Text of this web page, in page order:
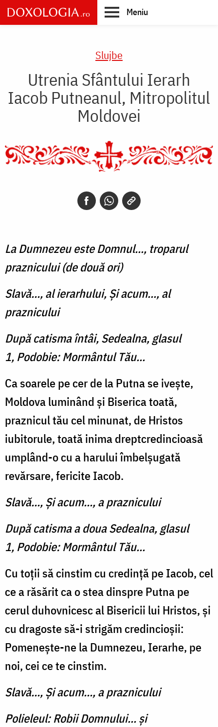
Skip
to
main
Meniu
Slujbe
Utrenia Sfântului Ierarh
Iacob Putneanul, Mitropolitul
Moldovei
La Dumnezeu este Domnul..., troparul
praznicului (de două ori)
Slavă..., al ierarhului, Şi acum..., al
praznicului
După catisma întâi, Sedealna, glasul
1, Podobie: Mormântul Tău...
Ca soarele pe cer de la Putna se iveşte,
Moldova luminând şi Biserica toată,
praznicul tău cel minunat, de Hristos
iubitorule, toată inima dreptcredincioasă
umplând-o cu a harului îmbel­şugată
revărsare, fericite Iacob.
Slavă..., Şi acum..., a praznicului
După catisma a doua Sedealna, glasul
1, Podobie: Mormântul Tău...
Cu toții să cinstim cu credinţă pe Iacob, cel
ce a răsărit ca o stea dinspre Putna pe
cerul duhovnicesc al Bisericii lui Hristos, și
cu dragoste să-i strigăm credincioşii:
Pomenește-ne la Dumnezeu, Ierarhe, pe
noi, cei ce te cinstim.
Slavă..., Şi acum..., a praznicului
Polieleul: Robii Domnului... şi